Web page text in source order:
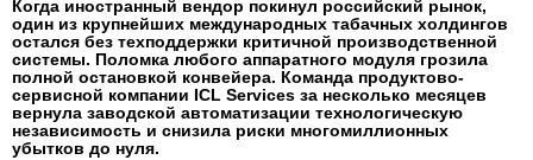
Когда иностранный вендор покинул российский рынок,
один из крупнейших международных табачных холдингов
остался без техподдержки критичной производственной
системы. Поломка любого аппаратного модуля грозила
полной остановкой конвейера. Команда продуктово-
сервисной компании ICL Services за несколько месяцев
вернула заводской автоматизации технологическую
независимость и снизила риски многомиллионных
убытков до нуля.